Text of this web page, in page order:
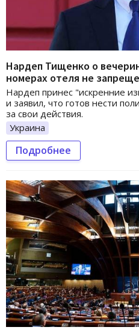
Нардеп Тищенко о
номерах отеля не
Нардеп принес "искренние
и заявил, что готов нести
за свои действия.
Украина
Подробнее